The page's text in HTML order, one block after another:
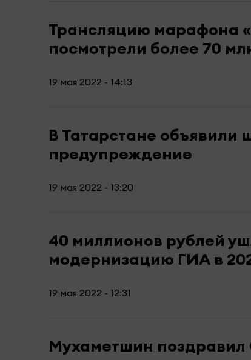
Трансляцию марафона
посмотрели более 70
19 мая 2022 - 14:13
В Татарстане объявили
предупреждение
19 мая 2022 - 13:20
40 миллионов рублей
модернизацию ГИА в
19 мая 2022 - 12:31
Мухаметшин